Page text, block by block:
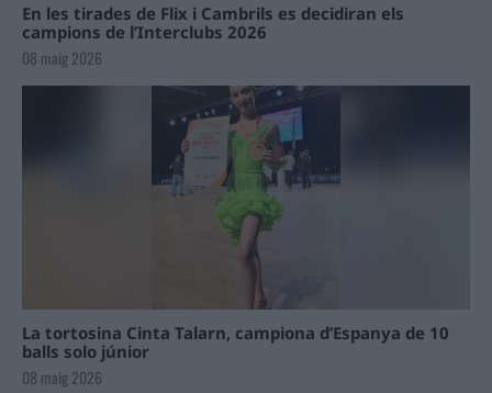
En les tirades de Flix i Cambrils es decidiran els
campions de l’Interclubs 2026
08 maig 2026
La tortosina Cinta Talarn, campiona d’Espanya de 10
balls solo júnior
08 maig 2026